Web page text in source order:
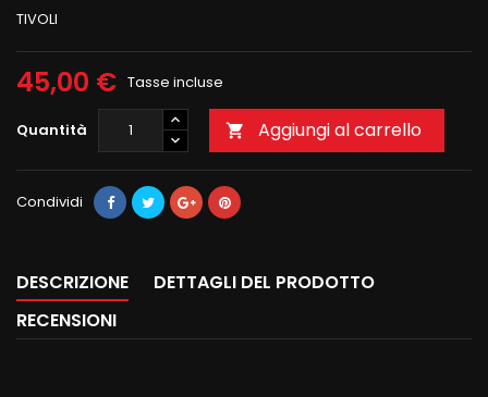
TIVOLI
45,00 € Tasse incluse
Quantità  Aggiungi al carrello
Condividi
DESCRIZIONE
DETTAGLI DEL PRODOTTO
RECENSIONI